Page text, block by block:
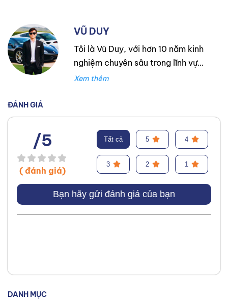
VŨ DUY
Tôi là Vũ Duy, với hơn 10 năm kinh
nghiệm chuyên sâu trong lĩnh vực
lốp xe. Trong suốt thời gian đó,
viên lốp xe, chuyên lắp ráp và
cân bằng lốp hiệu suất cao.
Trước đó, tôi đã tích lũy kinh
nghiệm tại hãng Mercedes với vai
trò kỹ sư Công Nghệ Ô Tô. Tôi tự
hào đã tư vấn thành công cho
hơn 3000+ khách hàng, giúp họ
lựa chọn được loại lốp phù hợp,
ĐÁNH GIÁ
/5
( đánh giá)
Tất cả 5 4
3 2 1
Bạn hãy gửi đánh giá của bạn
DANH MỤC